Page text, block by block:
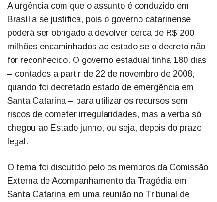
A urgência com que o assunto é conduzido em
Brasília se justifica, pois o governo catarinense
poderá ser obrigado a devolver cerca de R$ 200
milhões encaminhados ao estado se o decreto não
for reconhecido. O governo estadual tinha 180 dias
– contados a partir de 22 de novembro de 2008,
quando foi decretado estado de emergência em
Santa Catarina – para utilizar os recursos sem
riscos de cometer irregularidades, mas a verba só
chegou ao Estado junho, ou seja, depois do prazo
legal.
O tema foi discutido pelo os membros da Comissão
Externa de Acompanhamento da Tragédia em
Santa Catarina em uma reunião no Tribunal de